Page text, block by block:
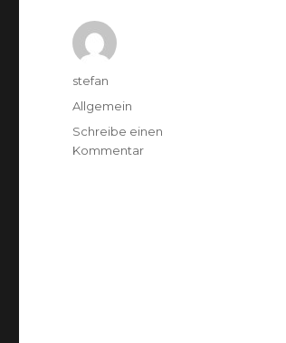
Autor
stefan
Kategorien
Allgemein
Schreibe einen
Kommentarzu